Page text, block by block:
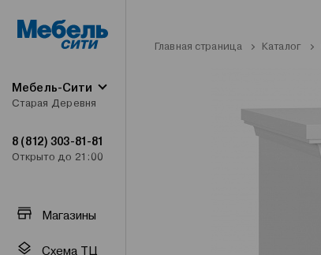
Мебель-Сити
Старая Деревня
8 (812) 303-81-81
Открыто до 21:00
Магазины
Схема ТЦ
Главная страница Каталог